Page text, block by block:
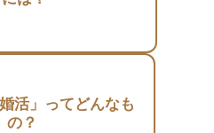
活」ってどんなも
の？